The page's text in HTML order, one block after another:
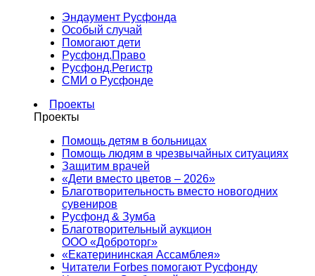
Эндаумент Русфонда
Особый случай
Помогают дети
Русфонд.Право
Русфонд.Регистр
СМИ о Русфонде
Проекты
Проекты
Помощь детям в больницах
Помощь людям в чрезвычайных ситуациях
Защитим врачей
«Дети вместо цветов – 2026»
Благотворительность вместо новогодних
сувениров
Русфонд & Зумба
Благотворительный аукцион
ООО «Доброторг»
«Екатерининская Ассамблея»
Читатели Forbes помогают Русфонду